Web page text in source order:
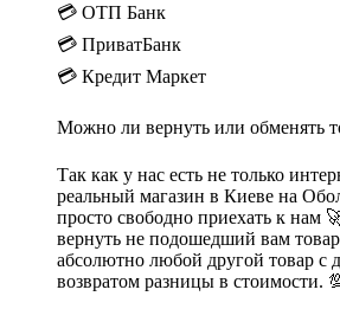
💳 ОТП Банк
💳 ПриватБанк
💳 Кредит Маркет
Можно ли вернуть или обменять
Так как у нас есть не только
реальный магазин в Киеве на
просто свободно приехать к нам
вернуть не подошедший вам
абсолютно любой другой товар с
возвратом разницы в стоимости.